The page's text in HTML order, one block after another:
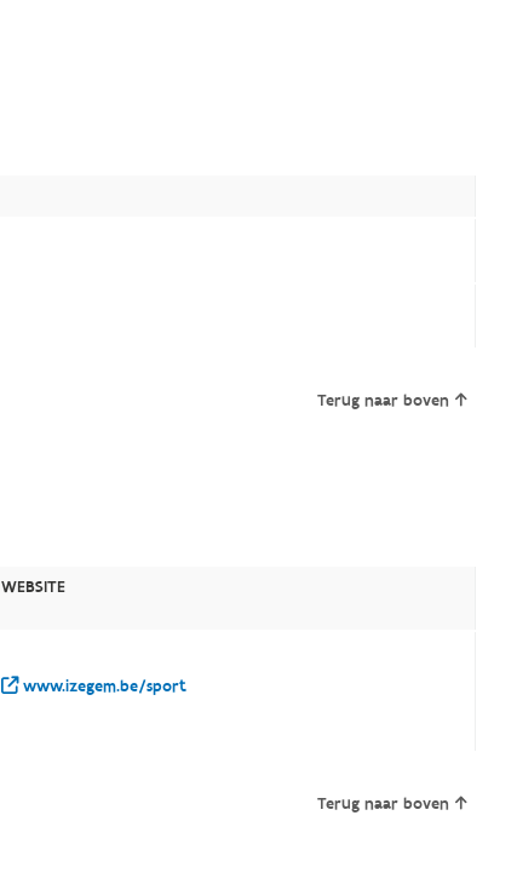
Terug naar boven
WEBSITE
www.izegem.be/sport
Terug naar boven